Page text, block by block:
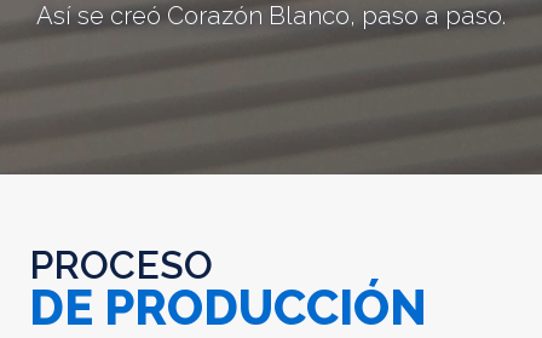
Así se creó Corazón Blanco, paso a paso.
PROCESO
DE PRODUCCIÓN